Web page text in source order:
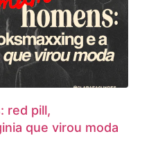
red pill,
que virou moda